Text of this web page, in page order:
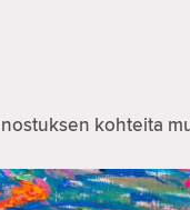
kohteita